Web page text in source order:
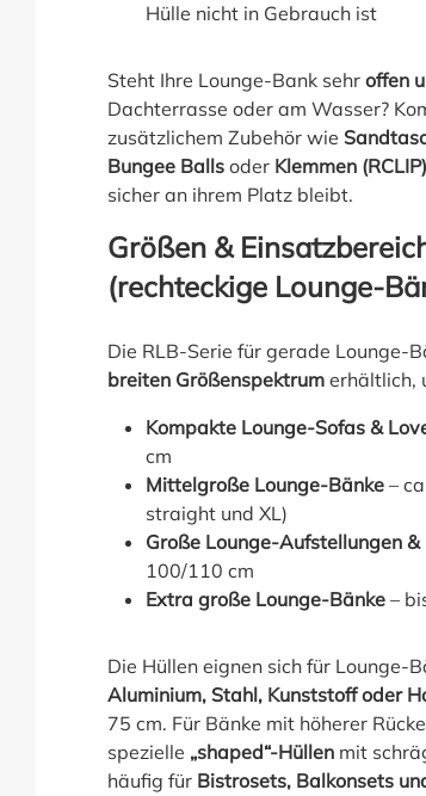
Hülle nicht in Gebrauch ist
Steht Ihre Lounge-Bank sehr offen
Dachterrasse oder am Wasser?
zusätzlichem Zubehör wie
Bungee Balls oder Klemmen (RCLIP)
sicher an ihrem Platz bleibt.
Größen &
(rechteckige Lounge-
Die RLB-Serie für gerade Lounge-
breiten Größenspektrum erhältlich,
Kompakte Lounge-Sofas &
cm
Mittelgroße Lounge-Bänke –
straight und XL)
Große Lounge-Aufstellungen
100/110 cm
Extra große Lounge-Bänke –
Die Hüllen eignen sich für Lounge-
Aluminium, Stahl, Kunststoff oder
75 cm. Für Bänke mit höherer
spezielle „shaped“-Hüllen mit
häufig für Bistrosets, Balkonsets